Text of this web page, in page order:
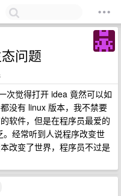
问题
次觉得打开 idea 竟然可以如
没有 linux 版本，我不禁要
软件，但是在程序员最爱的
经常听到人说程序改变世
改变了世界，程序员不过是